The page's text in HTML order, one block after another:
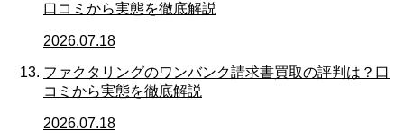
口コミから実態を徹底解説
2026.07.18
ファクタリングのワンバンク請求書買取の評判は？口
コミから実態を徹底解説
2026.07.18